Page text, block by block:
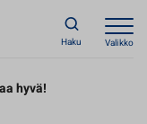
Haku Valikko
hyvä!